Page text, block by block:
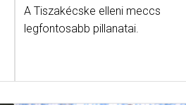
A Tiszakécske elleni meccs
legfontosabb pillanatai.